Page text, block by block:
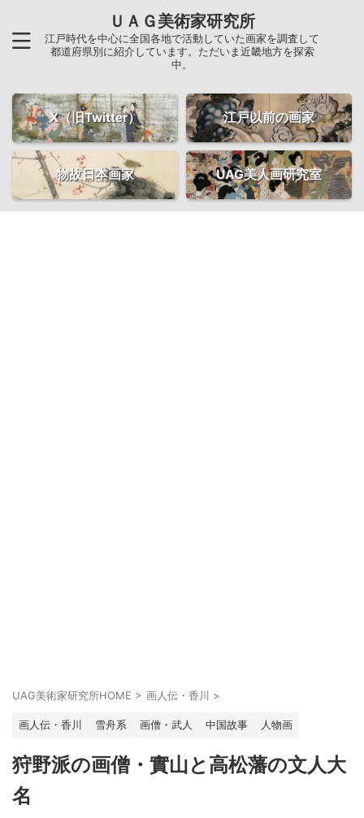
ＵＡＧ美術家研究所
江戸時代を中心に全国各地で活動していた画家を調査して
都道府県別に紹介しています。ただいま近畿地方を探索
中。
X（旧Twitter） 江戸以前の画家
物故日本画家 UAG美人画研究室
UAG美術家研究所HOME > 画人伝・香川 >
画人伝・香川 雪舟系 画僧・武人 中国故事 人物画
狩野派の画僧・實山と高松藩の文人大
名